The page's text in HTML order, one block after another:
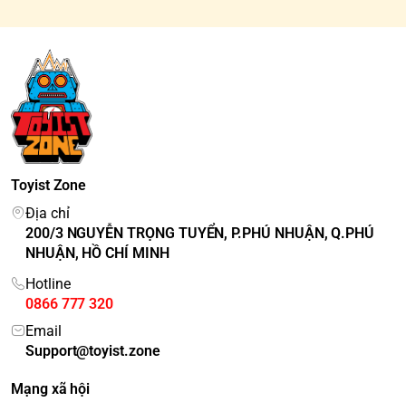
Toyist Zone
Địa chỉ
200/3 NGUYỄN TRỌNG TUYỂN, P.PHÚ NHUẬN, Q.PHÚ
NHUẬN, HỒ CHÍ MINH
Hotline
0866 777 320
Email
Support@toyist.zone
Mạng xã hội